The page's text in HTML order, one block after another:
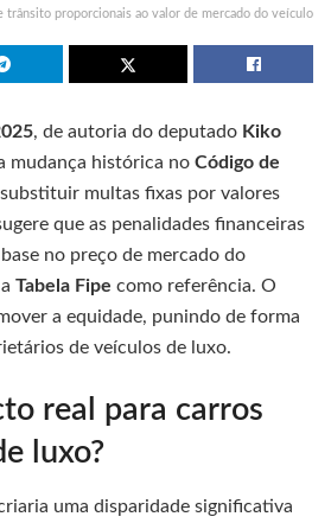
trânsito proporcionais ao valor de mercado do veículo
, de autoria do deputado Kiko
mudança histórica no Código de
multas fixas por valores
que as penalidades financeiras
no preço de mercado do
Tabela Fipe como referência. O
a equidade, punindo de forma
de veículos de luxo.
real para carros
luxo?
uma disparidade significativa